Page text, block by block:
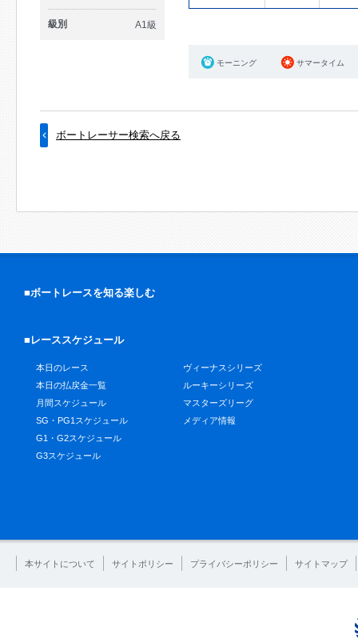
級別 A1級
モーニング サマータイム
ボートレーサー検索へ戻る
■ボートレースを知る楽しむ
■レーススケジュール
本日のレース
本日の払戻金一覧
月間スケジュール
SG・PG1スケジュール
G1・G2スケジュール
G3スケジュール
ヴィーナスシリーズ
ルーキーシリーズ
マスターズリーグ
メディア情報
本サイトについて サイトポリシー プライバシーポリシー サイトマップ